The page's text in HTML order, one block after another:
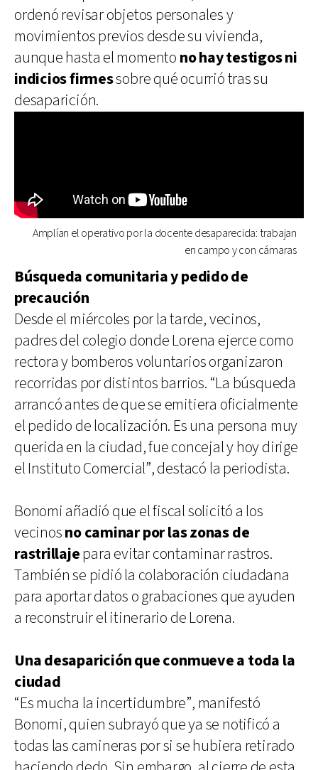
ordenó revisar objetos personales y
movimientos previos desde su vivienda,
aunque hasta el momento no hay testigos ni
indicios firmessobre qué ocurrió tras su
desaparición.
Amplían el operativo por la docente desaparecida: trabajan
en campo y con cámaras
Búsqueda comunitaria y pedido de
precaución
Desde el miércoles por la tarde, vecinos,
padres del colegio donde Lorena ejerce como
rectora y bomberos voluntarios organizaron
recorridas por distintos barrios. “La búsqueda
arrancó antes de que se emitiera oficialmente
el pedido de localización. Es una persona muy
querida en la ciudad, fue concejal y hoy dirige
el Instituto Comercial”, destacó la periodista.
Bonomi añadió que el fiscal solicitó a los
vecinosno caminar por las zonas de
rastrillajepara evitar contaminar rastros.
También se pidió la colaboración ciudadana
para aportar datos o grabaciones que ayuden
a reconstruir el itinerario de Lorena.
Una desaparición que conmueve a toda la
ciudad
“Es mucha la incertidumbre”, manifestó
Bonomi, quien subrayó que ya se notificó a
todas las camineras por si se hubiera retirado